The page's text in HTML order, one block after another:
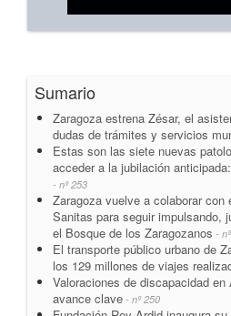
Sumario
Zaragoza estrena Zésar, el
dudas de trámites y servicios
Estas son las siete nuevas
acceder a la jubilación
- nº 253
Zaragoza vuelve a colaborar
Sanitas para seguir impulsando,
el Bosque de los Zaragozanos -
El transporte público urbano de
los 129 millones de viajes
Valoraciones de discapacidad en
avance clave - nº 250